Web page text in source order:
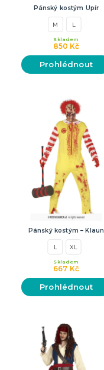
Pánský kostým Upír
M L
850 Kč
Skladem
Prohlédnout
Pánský kostým – Klaun
L XL
667 Kč
Skladem
Prohlédnout